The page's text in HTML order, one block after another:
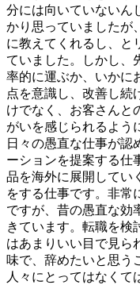
分には向いていないん
かり思っていましたが
に教えてくれるし、と
ていました。しかし、
率的に運ぶか、いかに
点を意識し、改善し続
けでなく、お客さんと
がいを感じられるよう
日々の愚直な仕事が認
ーションを提案する仕
品を海外に展開してい
をする仕事です。非常
ですが、昔の愚直な効
きています。転職を検
はあまりいい目で見ら
味で、辞めたいと思う
人々にとってはなくて